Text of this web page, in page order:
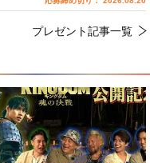
プレゼント記事一覧